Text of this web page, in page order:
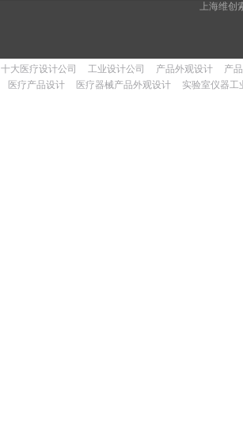
上海维
十大医疗设计公司 工业设计公司 产品外观设计
产
医疗产品设计
医疗器械产品外观设计 实验室仪器工